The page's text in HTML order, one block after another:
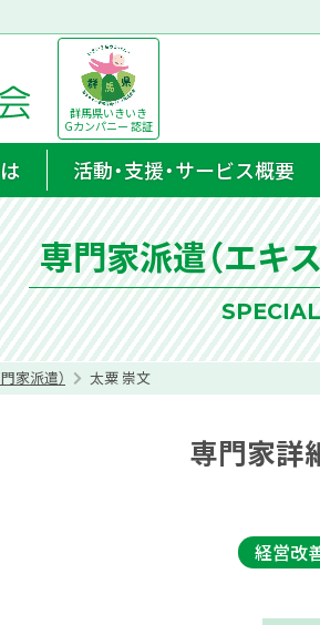
群馬県いきいき
Gカンパニー 認証
活動・支援・サービス概要
専門家派遣（エキ
家派遣） 太粟 崇文
専門家詳
経営改